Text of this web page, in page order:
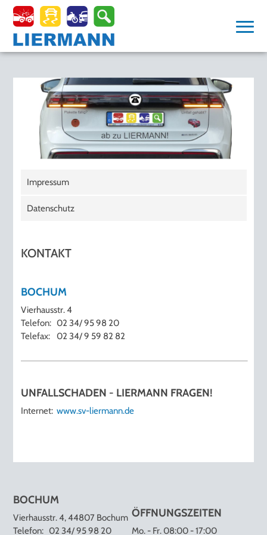
Impressum
Datenschutz
KONTAKT
BOCHUM
Vierhausstr. 4
Telefon: 02 34/ 95 98 20
Telefax:
02 34/ 9 59 82 82
UNFALLSCHADEN - LIERMANN FRAGEN!
Internet: www.sv-liermann.de
BOCHUM
Vierhausstr. 4, 44807 Bochum
Telefon: 02 34/ 95 98 20
ÖFFNUNGSZEITEN
Mo. - Fr. 08:00 - 17:00